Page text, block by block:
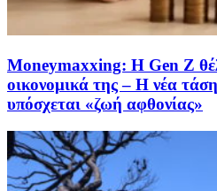
Moneymaxxing: Η Gen Z
οικονομικά της – Η νέα
υπόσχεται «ζωή αφθονίας»